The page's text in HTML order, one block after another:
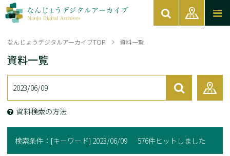
なんじょうデジタルアーカイブTOP 資料一覧
資料一覧
資料検索の方法
検索条件： [キーワード] 2023/06/09 576件ヒットしました